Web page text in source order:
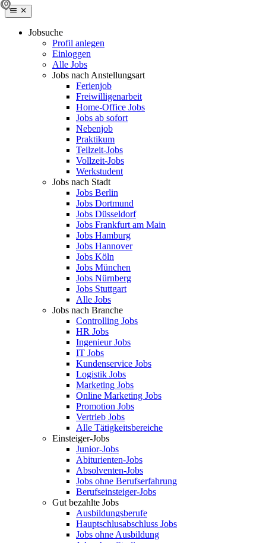
Jobsuche
Profil anlegen
Einloggen
Alle Jobs
Jobs nach Anstellungsart
Ferienjob
Freiwilligenarbeit
Home-Office Jobs
Jobs ab sofort
Nebenjob
Praktikum
Teilzeit-Jobs
Vollzeit-Jobs
Werkstudent
Jobs nach Stadt
Jobs Berlin
Jobs Dortmund
Jobs Düsseldorf
Jobs Frankfurt am Main
Jobs Hamburg
Jobs Hannover
Jobs Köln
Jobs München
Jobs Nürnberg
Jobs Stuttgart
Alle Jobs
Jobs nach Branche
Controlling Jobs
HR Jobs
Ingenieur Jobs
IT Jobs
Kundenservice Jobs
Logistik Jobs
Marketing Jobs
Online Marketing Jobs
Promotion Jobs
Vertrieb Jobs
Alle Tätigkeitsbereiche
Einsteiger-Jobs
Junior-Jobs
Abiturienten-Jobs
Absolventen-Jobs
Jobs ohne Berufserfahrung
Berufseinsteiger-Jobs
Gut bezahlte Jobs
Ausbildungsberufe
Hauptschlusabschluss Jobs
Jobs ohne Ausbildung